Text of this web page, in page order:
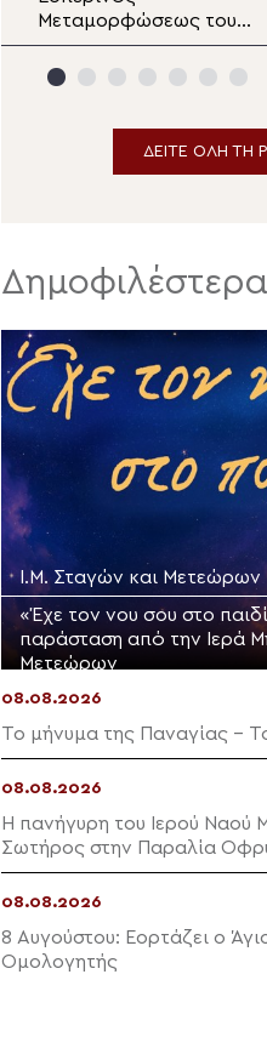
Μεταμορφώσεως του
Σωτήρος στα ΚΑΑΥ Νέας
Περάμου
ΔΕΙΤΕ ΟΛΗ ΤΗ
Ι.Μ. Σταγών και Μετεώρων
«Έχε τον νου σου στο
παράσταση από την Ιερά
Μετεώρων
08.08.2026
Το μήνυμα της Παναγίας –
08.08.2026
Η πανήγυρη του Ιερού
Σωτήρος στην Παραλία
08.08.2026
8 Αυγούστου: Εορτάζει ο
Ομολογητής